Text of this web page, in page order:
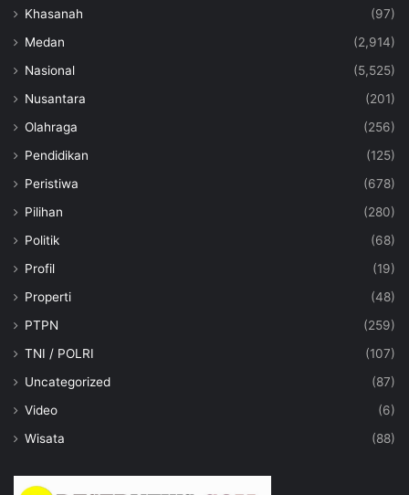
Khasanah
(97)
Medan
(2,914)
Nasional
(5,525)
Nusantara
(201)
Olahraga
(256)
Pendidikan
(125)
Peristiwa
(678)
Pilihan
(280)
Politik
(68)
Profil
(19)
Properti
(48)
PTPN
(259)
TNI / POLRI
(107)
Uncategorized
(87)
Video
(6)
Wisata
(88)